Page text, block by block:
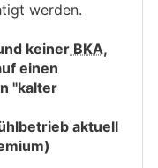
werden.
keiner BKA,
einen
"kalter
aktuell